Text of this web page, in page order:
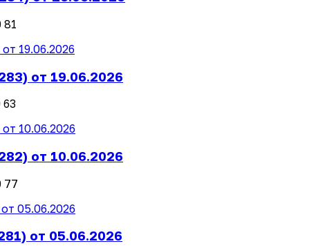
81
от 19.06.2026
63
от 10.06.2026
77
от 05.06.2026